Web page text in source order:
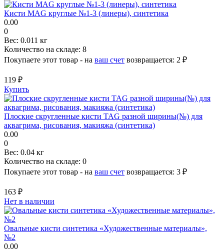
Кисти MAG круглые №1-3 (линеры), синтетика
0.00
0
Вес: 0.011 кг
Количество на складе: 8
Покупаете этот товар - на ваш счет возвращается: 2 ₽
119 ₽
Купить
Плоские скругленные кисти TAG разной ширины(№) для
аквагрима, рисования, макияжа (синтетика)
0.00
0
Вес: 0.04 кг
Количество на складе: 0
Покупаете этот товар - на ваш счет возвращается: 3 ₽
163 ₽
Нет в наличии
Овальные кисти синтетика «Художественные материалы»,
№2
0.00